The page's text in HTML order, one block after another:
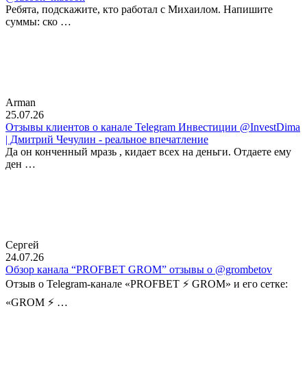
Ребята, подскажите, кто работал с Михаилом. Напишите
суммы: ско …
Arman
25.07.26
Отзывы клиентов о канале Telegram Инвестиции @InvestDima
| Дмитрий Чечулин - реальное впечатление
Да он конченный мразь , кидает всех на деньги. Отдаете ему
ден …
Сергей
24.07.26
Обзор канала “PROFBET GROM” отзывы о @grombetov
Отзыв о Telegram-канале «PROFBET ⚡️ GROM» и его сетке:
«GROM ⚡️ …